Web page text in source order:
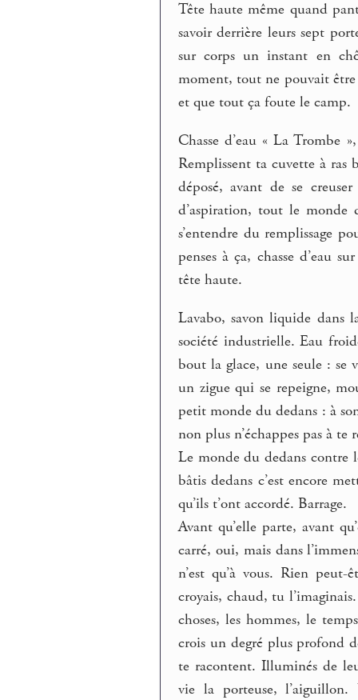
Tête haute même quand
savoir derrière leurs sept
sur corps un instant en
moment, tout ne pouvait
et que tout ça foute le camp.
Chasse d’eau « La Trombe
Remplissent ta cuvette à ras
déposé, avant de se
d’aspiration, tout le monde
s’entendre du remplissage
penses à ça, chasse d’eau
tête haute.
Lavabo, savon liquide dans
société industrielle. Eau
bout la glace, une seule : se
un zigue qui se repeigne,
petit monde du dedans : à
non plus n’échappes pas à te
Le monde du dedans contre
bâtis dedans c’est encore
qu’ils t’ont accordé. Barrage.
Avant qu’elle parte, avant
carré, oui, mais dans
n’est qu’à vous. Rien
croyais, chaud, tu
choses, les hommes, le
crois un degré plus profond
te racontent. Illuminés de
vie la porteuse,